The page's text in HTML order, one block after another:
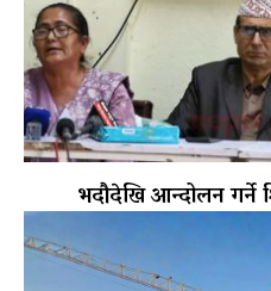
भदौदेखि आन्दोलन गर्ने